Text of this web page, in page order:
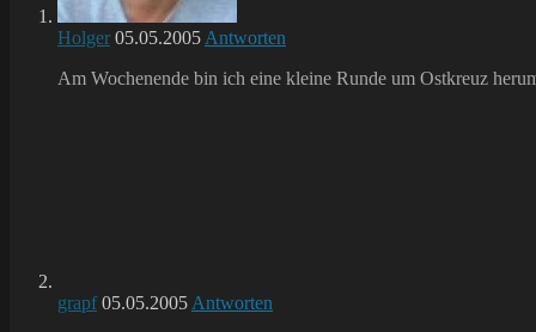
Holger 05.05.2005 Antworten
Am Wochenende bin ich eine kleine Runde um Ostkreuz
grapf 05.05.2005 Antworten